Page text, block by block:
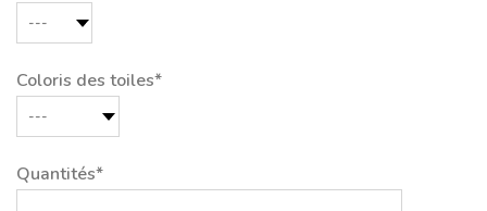
Coloris des toiles*
Quantités*